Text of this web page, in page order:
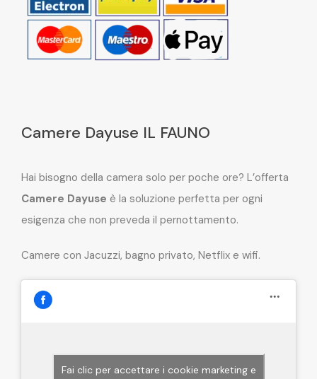
Camere Dayuse IL FAUNO
Hai bisogno della camera solo per poche ore? L’offerta
Camere Dayuse è la soluzione perfetta per ogni
esigenza che non preveda il pernottamento.
Camere con Jacuzzi, bagno privato, Netflix e wifi.
Fai clic per accettare i cookie marketing e